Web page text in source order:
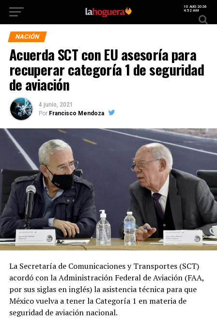
10 AUG 2026
4:52 AM
NACIÓN
Acuerda SCT con EU asesoría para
recuperar categoría 1 de seguridad
de aviación
4 junio, 2021
Por Francisco Mendoza
La Secretaría de Comunicaciones y Transportes (SCT)
acordó con la Administración Federal de Aviación (FAA,
por sus siglas en inglés) la asistencia técnica para que
México vuelva a tener la Categoría 1 en materia de
seguridad de aviación nacional.